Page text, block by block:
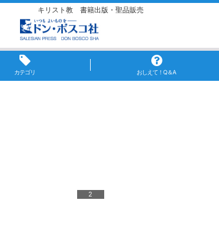
キリスト教 書籍出版・聖品販売
カテゴリ おしえて！Q＆A
2